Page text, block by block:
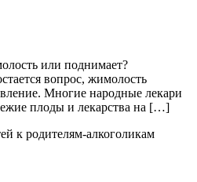
или поднимает?
вопрос, жимолость
Многие народные лекари
плоды и лекарства на […]